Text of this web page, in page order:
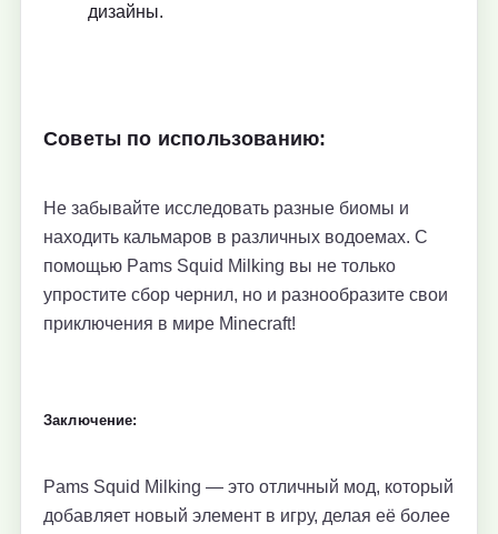
дизайны.
Советы по использованию:
Не забывайте исследовать разные биомы и
находить кальмаров в различных водоемах. С
помощью Pams Squid Milking вы не только
упростите сбор чернил, но и разнообразите свои
приключения в мире Minecraft!
Заключение:
Pams Squid Milking — это отличный мод, который
добавляет новый элемент в игру, делая её более